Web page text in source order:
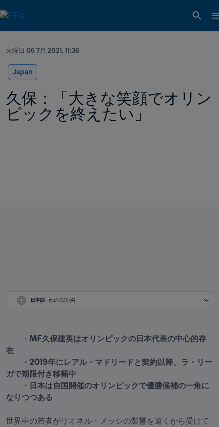
火曜日 06 7月 2021, 11:36
Japan
久保：「大きな笑顔でオリン
ピックを終えたい」
日本語 - 他の言語 (4)
・ MF久保建英はオリンピックの日本代表の中心的存
在
・2019年にレアル・マドリードと契約以降、ラ・リー
ガで期限付き移籍中
・日本は自国開催のオリンピックで優勝候補の一角に
世界中の若者がリオネル・メッシの影響を遠くから受けて